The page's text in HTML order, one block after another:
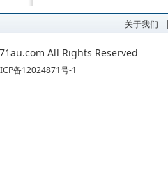
关于我们
All Rights Reserved
备12024871号-1